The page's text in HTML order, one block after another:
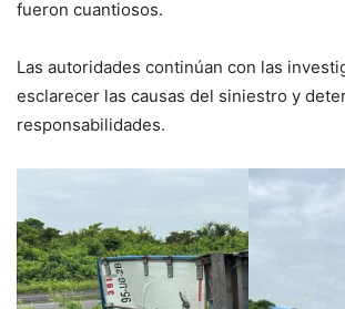
fueron cuantiosos.
Las autoridades continúan con las
esclarecer las causas del siniestro y
responsabilidades.